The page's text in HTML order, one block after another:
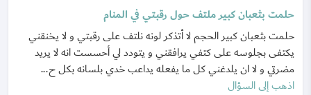
حلمت بثعبان كبير ملتف حول رقبتي في المنام
حلمت بثعبان كبير الحجم لا أتذكر لونه نلتف على رقبتي و لا يخنقني
يكتفى بجلوسه على كتفي يرافقني و يتودد لي أحسست انه لا يريد
مضرتي و لا ان يلدغني كل ما يفعله يداعب خدي بلسانه بكل ح...
اذهب إلى السؤال